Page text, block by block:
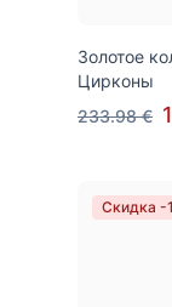
Золотое
Цирконы
233.98 €
Скидка -